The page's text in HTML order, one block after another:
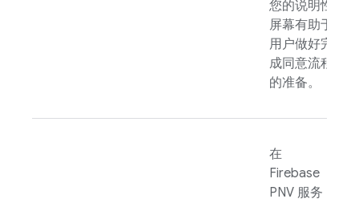
您的说明性
屏幕有助于
用户做好完
成同意流程
的准备。
在
Firebase
PNV 服务